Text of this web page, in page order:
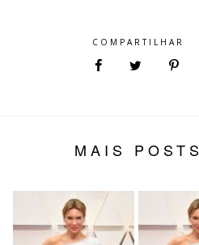
COMPARTILHAR
MAIS POSTS